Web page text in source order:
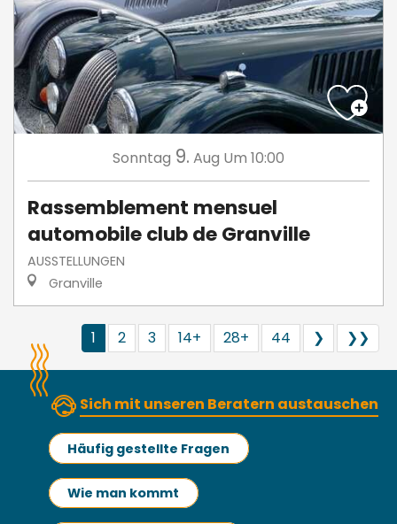
Sonntag 9. Aug Um 10:00
Rassemblement mensuel
automobile club de Granville
AUSSTELLUNGEN
Granville
1 2 3 14+ 28+ 44 ❯ ❯❯
Sich mit unseren Beratern austauschen
Häufig gestellte Fragen
Wie man kommt